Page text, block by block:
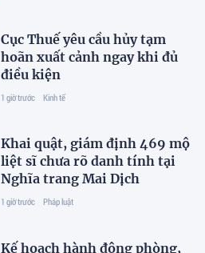
Cục Thuế yêu cầu hủy tạm
hoãn xuất cảnh ngay khi đủ
điều kiện
1 giờ trước Kinh tế
Khai quật, giám định 469 mộ
liệt sĩ chưa rõ danh tính tại
Nghĩa trang Mai Dịch
1 giờ trước Pháp luật
Kế hoạch hành động phòng,